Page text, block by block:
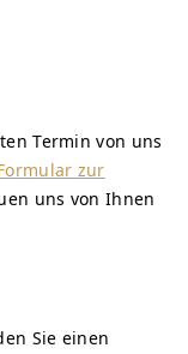
Termin von uns
zur
uns von Ihnen
Sie einen